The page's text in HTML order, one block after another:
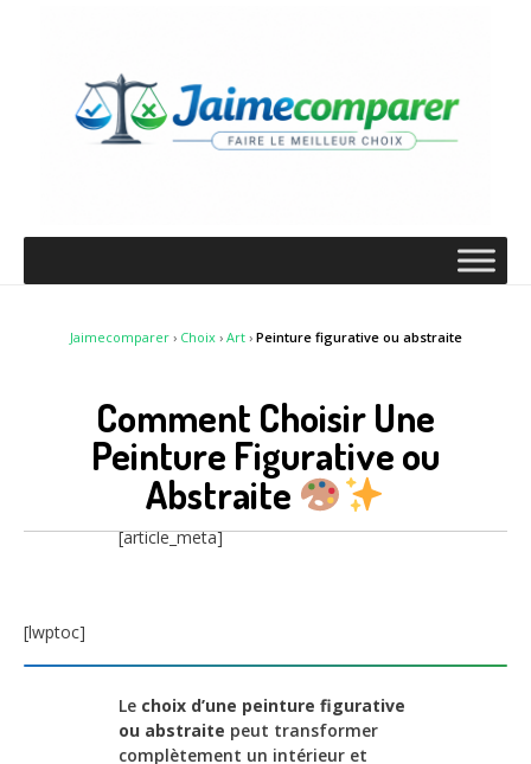
Jaimecomparer› Choix› Art› Peinture figurative ou abstraite
Comment Choisir Une
Peinture Figurative ou
Abstraite
[article_meta]
[lwptoc]
Le choix d’une peinture figurative
ou abstraite peut transformer
complètement un intérieur et